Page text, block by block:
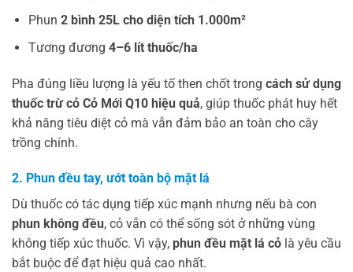
Phun 2 bình 25L cho diện tích 1.000m²
Tương đương 4–6 lít thuốc/ha
Pha đúng liều lượng là yếu tố then chốt trong cách sử dụng
thuốc trừ cỏ Cỏ Mới Q10 hiệu quả, giúp thuốc phát huy hết
khả năng tiêu diệt cỏ mà vẫn đảm bảo an toàn cho cây
trồng chính.
2. Phun đều tay, ướt toàn bộ mặt lá
Dù thuốc có tác dụng tiếp xúc mạnh nhưng nếu bà con
phun không đều, cỏ vẫn có thể sống sót ở những vùng
không tiếp xúc thuốc. Vì vậy, phun đều mặt lá cỏ là yêu cầu
bắt buộc để đạt hiệu quả cao nhất.